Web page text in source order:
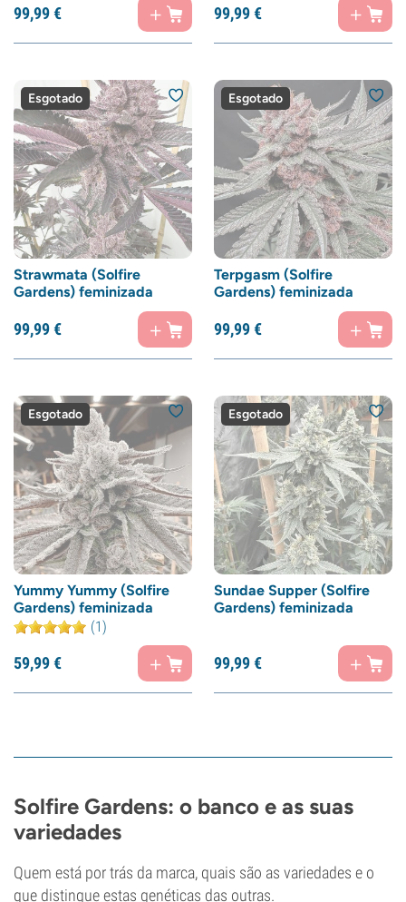
99,99€ 99,99€
Esgotado
Strawmata (Solfire
Gardens) feminizada
99,99€
Esgotado
Terpgasm (Solfire
Gardens) feminizada
99,99€
Esgotado
Yummy Yummy (Solfire
Gardens) feminizada
(1)
59,99€
Esgotado
Sundae Supper (Solfire
Gardens) feminizada
99,99€
Solfire Gardens: o banco e as suas
variedades
Quem está por trás da marca, quais são as variedades e o
que distingue estas genéticas das outras.